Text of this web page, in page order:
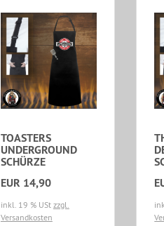
TOASTERS
UNDERGROUND
SCHÜRZE
EUR 14,90
inkl. 19 % USt zzgl.
Versandkosten